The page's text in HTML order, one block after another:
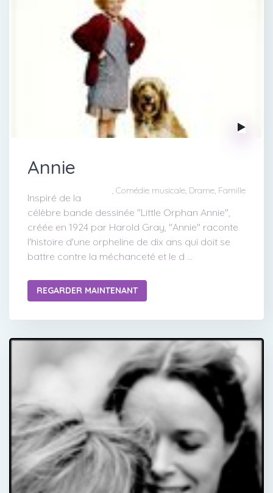
Annie
, Comédie musicale, Drame, Famille
Inspiré de la
célèbre bande dessinée "Little Orphan Annie",
créée en 1924 par Harold Gray, "Annie" raconte
l'histoire d'une orpheline de dix ans qui doit se
battre contre la méchanceté et le d ...
REGARDER MAINTENANT